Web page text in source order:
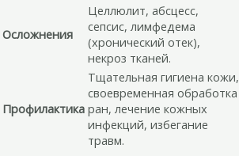
Осложнения
Целлюлит, абсцесс,
сепсис, лимфедема
(хронический отек),
некроз тканей.
Профилактика
Тщательная гигиена кожи,
своевременная обработка
ран, лечение кожных
инфекций, избегание
травм.